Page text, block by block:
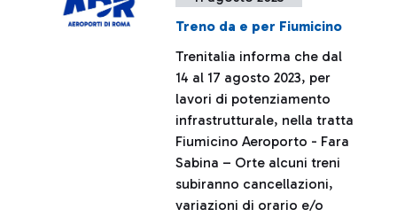
Treno da e per Fiumicino
Trenitalia informa che dal
14 al 17 agosto 2023, per
lavori di potenziamento
infrastrutturale, nella tratta
Fiumicino Aeroporto - Fara
Sabina – Orte alcuni treni
subiranno cancellazioni,
variazioni di orario e/o